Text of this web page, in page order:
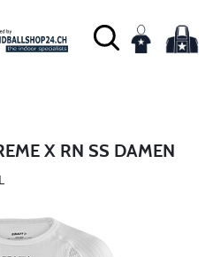
X RN SS DAMEN